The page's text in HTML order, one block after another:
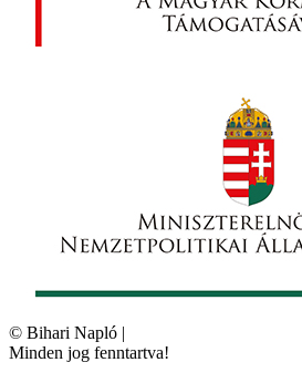
© Bihari Napló |
Minden jog fenntartva!